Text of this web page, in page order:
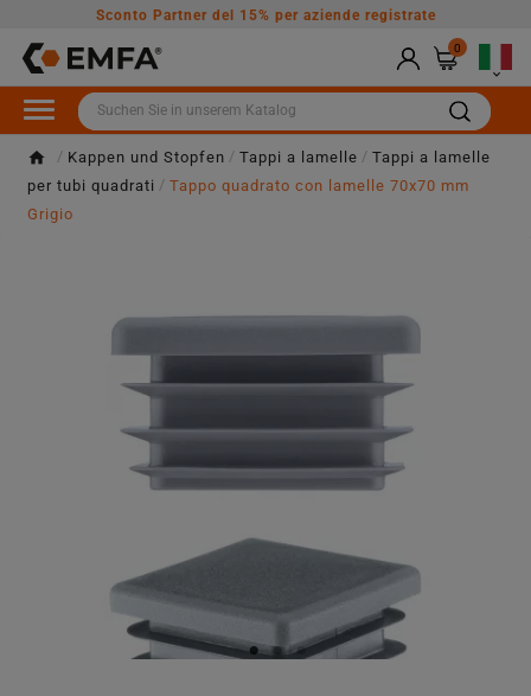
Sconto Partner del 15% per aziende registrate
0

Kappen und Stopfen Tappi a lamelle
Tappi a lamelle
per tubi quadrati
Tappo quadrato con lamelle 70x70 mm
Grigio